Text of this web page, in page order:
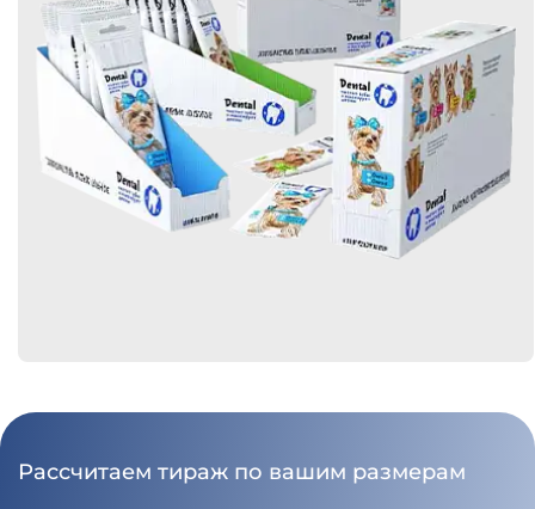
Рассчитаем тираж по вашим размерам